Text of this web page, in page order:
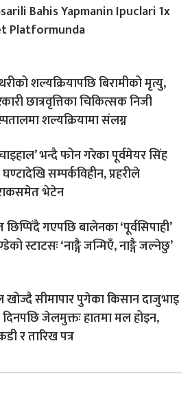
Bahis Yapmanin Ipuclari 1x
Platformunda
शल्यक्रियापछि बिरामीको मृत्यु,
छात्रवृत्तिका चिकित्सक निजी
शल्यक्रियामा संलग्न
भन्दै फोन गरेका पूर्वमेयर सिंह
सम्पर्कविहीन, प्रहरीले
भेटेन
छिप्पिँदै गएपछि बालेनका ‘पूर्वसिपाही’
स्टाटसः ‘नाङ्गै जन्मिएँ, नाङ्गै जल्नेछु’
सीमापार पुगेका किसान दाजुभाइ
जेलमुक्तः हातमा मल होइन,
र तारिख पत्र